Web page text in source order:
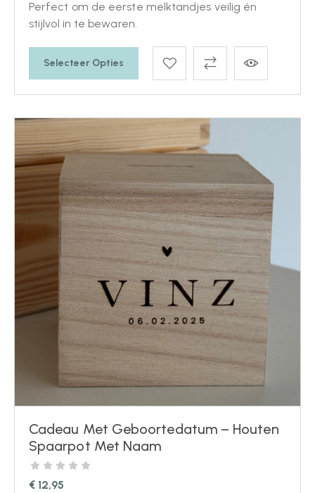
Perfect om de eerste melktandjes veilig én
stijlvol in te bewaren.
Selecteer Opties
Cadeau Met Geboortedatum – Houten
Spaarpot Met Naam
€ 12,95